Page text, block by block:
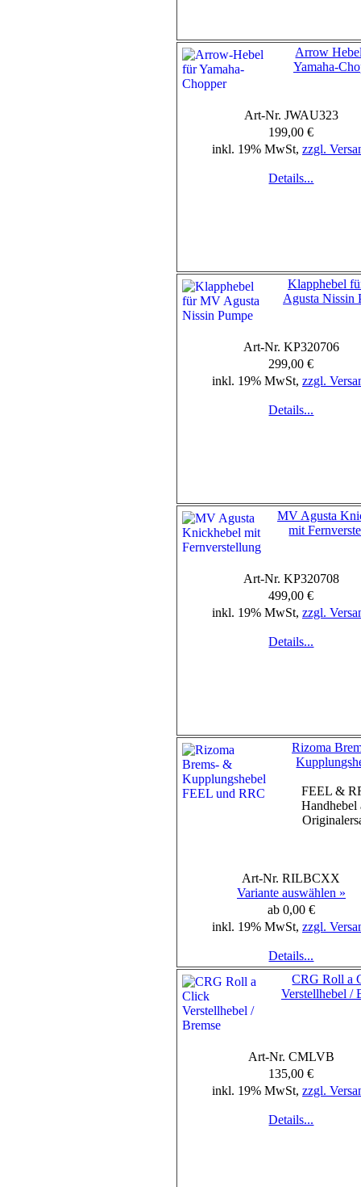
Arrow
Yamaha-
Art-Nr. JWAU323
199,00 €
inkl. 19% MwSt, zzgl.
Details...
Klapphebel
Agusta Nissin
Art-Nr. KP320706
299,00 €
inkl. 19% MwSt, zzgl.
Details...
MV Agusta
mit
Art-Nr. KP320708
499,00 €
inkl. 19% MwSt, zzgl.
Details...
Rizoma
FEEL &
Handhebel
Art-Nr. RILBCXX
Variante auswählen »
ab 0,00 €
inkl. 19% MwSt, zzgl.
Details...
CRG Roll a
Verstellhebel /
Art-Nr. CMLVB
135,00 €
inkl. 19% MwSt, zzgl.
Details...